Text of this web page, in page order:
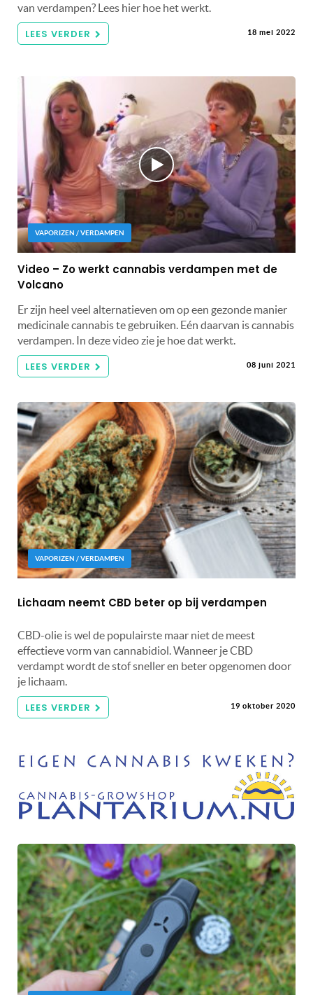
van verdampen? Lees hier hoe het werkt.
LEES VERDER 18 mei 2022
VAPORIZEN / VERDAMPEN
Video – Zo werkt cannabis verdampen met de
Volcano
Er zijn heel veel alternatieven om op een gezonde manier
medicinale cannabis te gebruiken. Eén daarvan is cannabis
verdampen. In deze video zie je hoe dat werkt.
LEES VERDER 08 juni 2021
VAPORIZEN / VERDAMPEN
Lichaam neemt CBD beter op bij verdampen
CBD-olie is wel de populairste maar niet de meest
effectieve vorm van cannabidiol. Wanneer je CBD
verdampt wordt de stof sneller en beter opgenomen door
je lichaam.
LEES VERDER 19 oktober 2020